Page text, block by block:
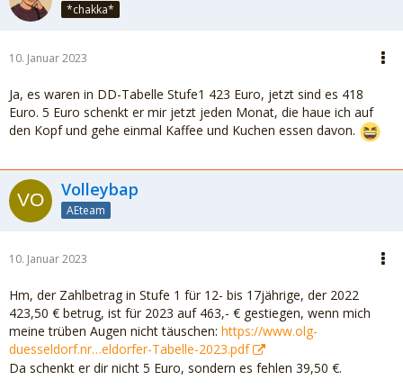
*chakka*
10. Januar 2023
Ja, es waren in DD-Tabelle Stufe1 423 Euro, jetzt sind es 418
Euro. 5 Euro schenkt er mir jetzt jeden Monat, die haue ich auf
den Kopf und gehe einmal Kaffee und Kuchen essen davon.
Volleybap
AEteam
10. Januar 2023
Hm, der Zahlbetrag in Stufe 1 für 12- bis 17jährige, der 2022
423,50 € betrug, ist für 2023 auf 463,- € gestiegen, wenn mich
meine trüben Augen nicht täuschen: https://www.olg-
duesseldorf.nr…eldorfer-Tabelle-2023.pdf
Da schenkt er dir nicht 5 Euro, sondern es fehlen 39,50 €.